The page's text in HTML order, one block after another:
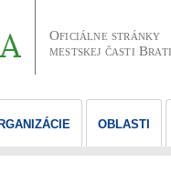
Oficiálne stránky
mestskej časti
OBLASTI